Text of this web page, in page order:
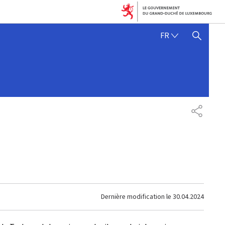
FRFRANÇAIS
AFFICHER / MASQUER
Dernière modification le 30.04.2024